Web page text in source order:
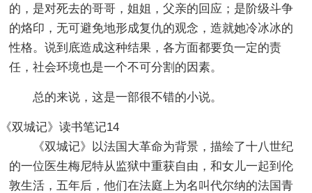
的，是对死去的哥哥，姐姐，父亲的回应；是阶级斗争
的烙印，无可避免地形成复仇的观念，造就她冷冰冰的
性格。说到底造成这种结果，各方面都要负一定的责
任，社会环境也是一个不可分割的因素。
总的来说，这是一部很不错的小说。
《双城记》读书笔记14
《双城记》以法国大革命为背景，描绘了十八世纪
的一位医生梅尼特从监狱中重获自由，和女儿一起到伦
敦生活，五年后，他们在法庭上为名叫代尔纳的法国青